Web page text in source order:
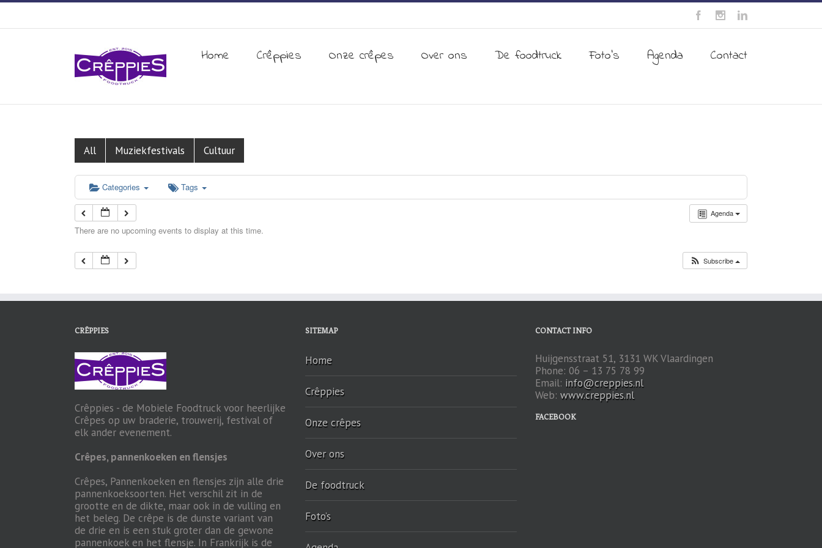
Home Crêppies Onze crêpes Over ons De foodtruck Foto’s Agenda Contact
All Muziekfestivals Cultuur
Categories Tags
Agenda
There are no upcoming events to display at this time.
Subscribe
CRÊPPIES
Crêppies - de Mobiele Foodtruck voor heerlijke
Crêpes op uw braderie, trouwerij, festival of
elk ander evenement.
Crêpes, pannenkoeken en flensjes
Crêpes, Pannenkoeken en flensjes zijn alle drie
pannenkoeksoorten. Het verschil zit in de
grootte en de dikte, maar ook in de vulling en
het beleg. De crêpe is de dunste variant van
de drie en is een stuk groter dan de gewone
pannenkoek en het flensje. In Frankrijk is de
SITEMAP
Home
Crêppies
Onze crêpes
Over ons
De foodtruck
Foto’s
CONTACT INFO
Huijgensstraat 51, 3131 WK Vlaardingen
Phone: 06 – 13 75 78 99
Email: info@creppies.nl
Web:www.creppies.nl
FACEBOOK